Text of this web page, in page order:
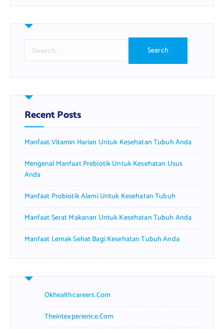
r
h
f
o
:
Recent Posts
Manfaat Vitamin Harian Untuk Kesehatan Tubuh Anda
Mengenal Manfaat Prebiotik Untuk Kesehatan Usus
Anda
Manfaat Probiotik Alami Untuk Kesehatan Tubuh
Manfaat Serat Makanan Untuk Kesehatan Tubuh Anda
Manfaat Lemak Sehat Bagi Kesehatan Tubuh Anda
Okhealthcareers.com
Theintexperience.com